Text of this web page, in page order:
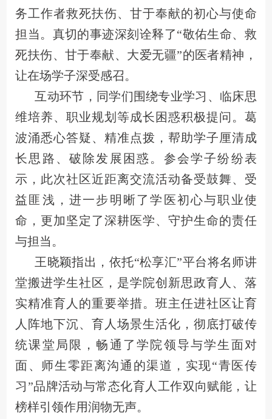
务工作者救死扶伤、甘于奉献的初心与使命
担当。真切的事迹深刻诠释了“敬佑生命、救
死扶伤、甘于奉献、大爱无疆”的医者精神，
让在场学子深受感召。
互动环节，同学们围绕专业学习、临床思
维培养、职业规划等成长困惑积极提问。葛
波涌悉心答疑、精准点拨，帮助学子厘清成
长思路、破除发展困惑。参会学子纷纷表
示，此次社区近距离交流活动备受鼓舞、受
益匪浅，进一步明晰了学医初心与职业使
命，更加坚定了深耕医学、守护生命的责任
与担当。
王晓颖指出，依托“松享汇”平台将名师讲
堂搬进学生社区，是学院创新思政育人、落
实精准育人的重要举措。班主任进社区让育
人阵地下沉、育人场景生活化，彻底打破传
统课堂局限，畅通了学院领导与学生面对
面、师生零距离沟通的渠道，实现“青医传
习”品牌活动与常态化育人工作双向赋能，让
榜样引领作用润物无声。